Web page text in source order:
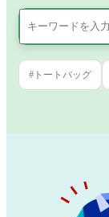
#トートバッグ